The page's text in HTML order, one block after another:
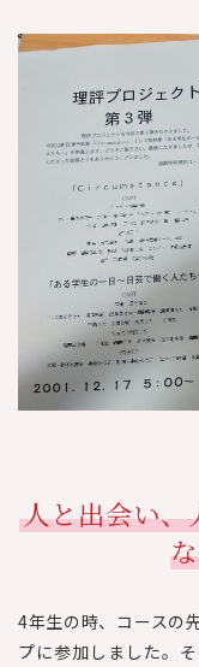
人と出会い、
4年生の時、コースの
プに参加しました。